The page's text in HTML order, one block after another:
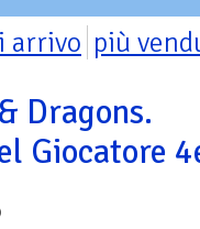
arrivo più
Dragons.
Giocatore